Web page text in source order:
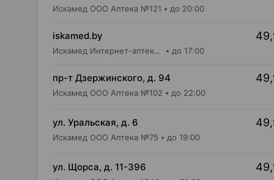
Искамед ООО Аптека №121 до 20:00
iskamed.by
Искамед Интернет-аптека Iskamed.by до 17:00
пр-т Дзержинского, д. 94
Искамед ООО Аптека №102 до 22:00
ул. Уральская, д. 6
Искамед ООО Аптека №75 до 19:00
ул. Щорса, д. 11-396